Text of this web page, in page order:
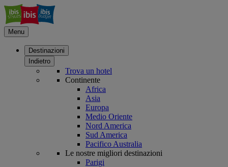
Menu
Destinazioni
Indietro
Trova un hotel
Continente
Africa
Asia
Europa
Medio Oriente
Nord America
Sud America
Pacifico Australia
Le nostre migliori destinazioni
Parigi